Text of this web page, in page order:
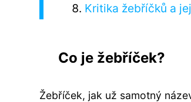
Kritika žebříčků a
Co je žebříček?
Žebříček, jak už samotný